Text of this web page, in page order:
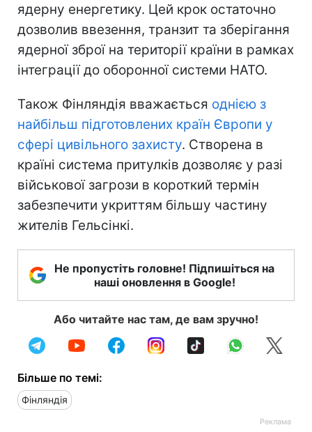
ядерну енергетику. Цей крок остаточно
дозволив ввезення, транзит та зберігання
ядерної зброї на території країни в рамках
інтеграції до оборонної системи НАТО.
Також Фінляндія вважається однією з
найбільш підготовлених країн Європи у
сфері цивільного захисту. Створена в
країні система притулків дозволяє у разі
військової загрози в короткий термін
забезпечити укриттям більшу частину
жителів Гельсінкі.
Не пропустіть головне! Підпишіться на
наші оновлення в Google!
Або читайте нас там, де вам зручно!
Більше по темі:
Фінляндія